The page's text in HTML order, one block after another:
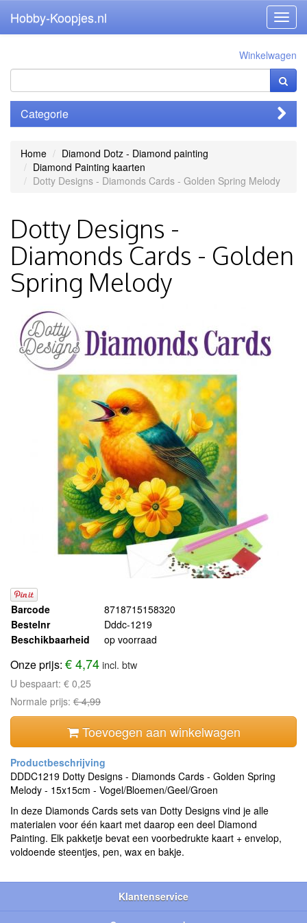
Hobby-Koopjes.nl
Winkelwagen
Categorie
Home
Diamond Dotz - Diamond painting
Diamond Painting kaarten
Dotty Designs - Diamonds Cards - Golden Spring Melody
Dotty Designs -
Diamonds Cards - Golden
Spring Melody
Barcode
8718715158320
Bestelnr
Dddc-1219
Beschikbaarheid
op voorraad
Onze prijs: € 4,74incl. btw
U bespaart: € 0,25
Normale prijs: € 4,99
Toevoegen aan winkelwagen
DDDC1219 Dotty Designs - Diamonds Cards - Golden Spring
Melody - 15x15cm - Vogel/Bloemen/Geel/Groen
In deze Diamonds Cards sets van Dotty Designs vind je alle
materialen voor één kaart met daarop een deel Diamond
Painting. Elk pakketje bevat een voorbedrukte kaart + envelop,
voldoende steentjes, pen, wax en bakje.
Klantenservice